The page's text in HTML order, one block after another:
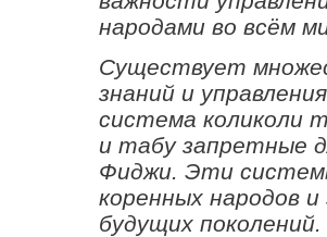
народами во всём
Существует
знаний и
система коликоли
и табу запретные
Фиджи. Эти
коренных народов
будущих